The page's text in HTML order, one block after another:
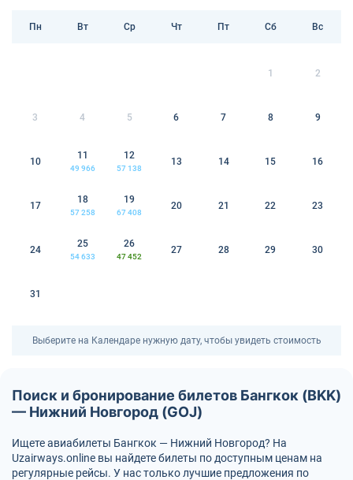
Пн Вт Ср Чт Пт Сб Вс
1 2
3 4 5 6 7 8 9
10
11
49 966
12
57 138
13 14 15 16
17
18
57 258
19
67 408
20 21 22 23
24
25
54 633
26
47 452
27 28 29 30
31
Выберите на Календаре нужную дату, чтобы увидеть стоимость
Поиск и бронирование билетов Бангкок (BKK)
— Нижний Новгород (GOJ)
Ищете авиабилеты Бангкок — Нижний Новгород? На
Uzairways.online вы найдете билеты по доступным ценам на
регулярные рейсы. У нас только лучшие предложения по